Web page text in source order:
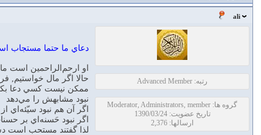
ali
رتبه: Advanced Member
گروه ها: Moderator, Administrators, member
تاریخ عضویت: 1390/03/24
ارسالها: 2,376
دعاي ما حتما مستجاب
او ارحم‌الراحمين است
حالا اگر مال خواستيم,
ممكن نيست كسي دعا
نبود مشابهش را مي‌دهد
اگر آن هم نبود سيّئه‌اي
اگر نبود حَسنه‌اي بر
لذا گفتند مستحب است